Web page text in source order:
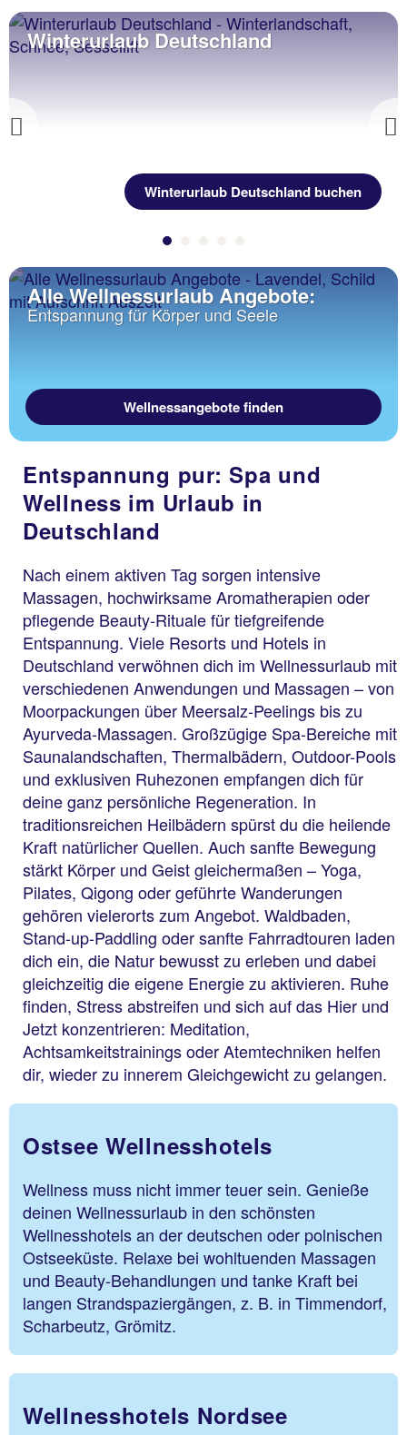
Previous
Winterurlaub Deutschland
Winterurlaub Deutschland buchen
Alle Wellnessurlaub Angebote:
Entspannung für Körper und Seele
Wellnessangebote finden
Entspannung pur: Spa und
Wellness im Urlaub in
Deutschland
Nach einem aktiven Tag sorgen intensive
Massagen, hochwirksame Aromatherapien oder
pflegende Beauty-Rituale für tiefgreifende
Entspannung. Viele Resorts und Hotels in
Deutschland verwöhnen dich im Wellnessurlaub mit
verschiedenen Anwendungen und Massagen – von
Moorpackungen über Meersalz-Peelings bis zu
Ayurveda-Massagen. Großzügige Spa-Bereiche mit
Saunalandschaften, Thermalbädern, Outdoor-Pools
und exklusiven Ruhezonen empfangen dich für
deine ganz persönliche Regeneration. In
traditionsreichen Heilbädern spürst du die heilende
Kraft natürlicher Quellen. Auch sanfte Bewegung
stärkt Körper und Geist gleichermaßen – Yoga,
Pilates, Qigong oder geführte Wanderungen
gehören vielerorts zum Angebot. Waldbaden,
Stand-up-Paddling oder sanfte Fahrradtouren laden
dich ein, die Natur bewusst zu erleben und dabei
gleichzeitig die eigene Energie zu aktivieren. Ruhe
finden, Stress abstreifen und sich auf das Hier und
Jetzt konzentrieren: Meditation,
Achtsamkeitstrainings oder Atemtechniken helfen
dir, wieder zu innerem Gleichgewicht zu gelangen.
Ostsee Wellnesshotels
Wellness muss nicht immer teuer sein. Genieße
deinen Wellnessurlaub in den schönsten
Wellnesshotels an der deutschen oder polnischen
Ostseeküste. Relaxe bei wohltuenden Massagen
und Beauty-Behandlungen und tanke Kraft bei
langen Strandspaziergängen, z. B. in Timmendorf,
Scharbeutz, Grömitz.
Wellnesshotels Nordsee